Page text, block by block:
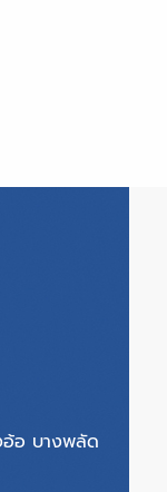
อ บางพลัด